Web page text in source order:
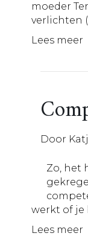
moeder
verlichten
Lees meer
Door
Zo, het
werkt of je
Lees meer